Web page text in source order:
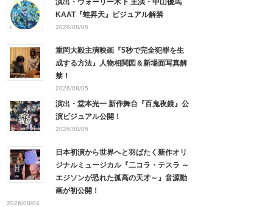
演出・ウォーリー木下 主演・中山優馬
KAAT『蛙昇天』ビジュアル解禁
2026/08/05
重岡大毅主演映画『5秒で完全犯罪を生
成する方法』人物相関図＆新場面写真解
禁！
2026/08/05
演出・堂本光一 新作舞台『百鬼夜鏡』公
演ビジュアル公開！
2026/08/05
日本初演から世界へと羽ばたく新作オリ
ジナルミュージカル『二コラ・テスラ ～
エジソンが恐れた孤高の天才～』音源動
画が初公開！
2026/08/04